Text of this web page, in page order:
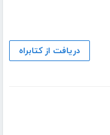
دریافت از کتابراه